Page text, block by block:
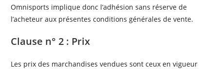
Omnisports implique donc l’adhésion sans réserve de
l’acheteur aux présentes conditions générales de vente.
Clause n° 2 : Prix
Les prix des marchandises vendues sont ceux en vigueur